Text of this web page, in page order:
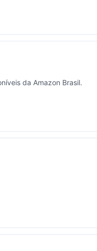
da Amazon Brasil.